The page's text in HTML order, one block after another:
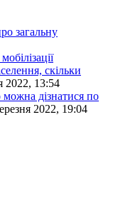
загальну
скільки
2022, 13:54
можна дізнатися по
2022, 19:04